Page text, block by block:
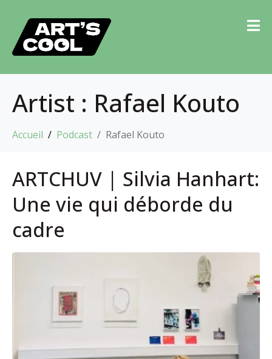
Artist : Rafael Kouto
Accueil Podcast Rafael Kouto
ARTCHUV | Silvia Hanhart:
Une vie qui déborde du
cadre